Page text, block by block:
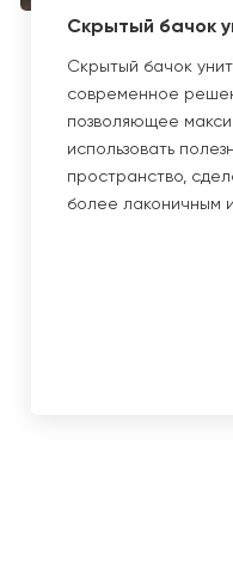
Скрытый бачок
Скрытый бачок
современное
позволяющее
использовать
пространство,
более лаконичным